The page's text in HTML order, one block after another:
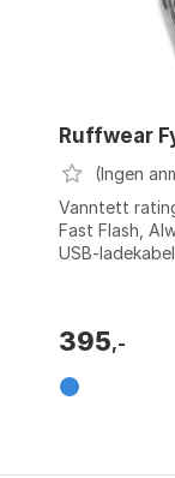
Ruffwear
(Ingen
Vanntett
Fast Flash,
USB-
395,-